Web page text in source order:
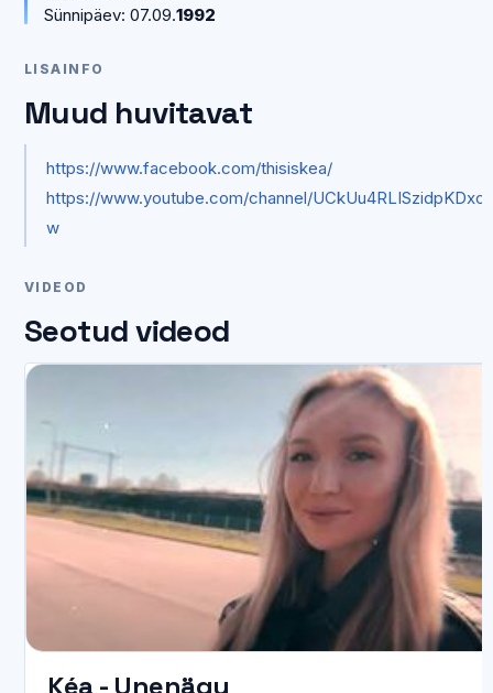
Sünnipäev: 07.09.1992
LISAINFO
Muud huvitavat
https://www.facebook.com/thisiskea/
https://www.youtube.com/channel/
w
VIDEOD
Seotud videod